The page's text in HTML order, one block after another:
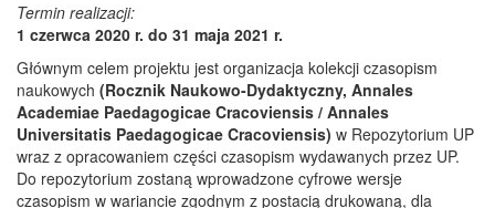
Termin realizacji:
1 czerwca 2020 r. do 31 maja 2021 r.
Głównym celem projektu jest organizacja kolekcji czasopism
naukowych (Rocznik Naukowo-Dydaktyczny, Annales
Academiae Paedagogicae Cracoviensis / Annales
Universitatis Paedagogicae Cracoviensis) w Repozytorium UP
wraz z opracowaniem części czasopism wydawanych przez UP.
Do repozytorium zostaną wprowadzone cyfrowe wersje
czasopism w wariancie zgodnym z postacią drukowaną, dla